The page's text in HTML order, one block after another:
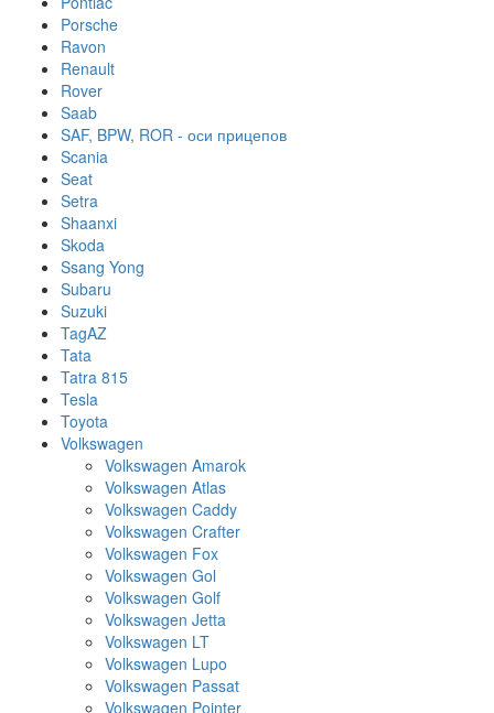
Porsche
Ravon
Renault
Rover
Saab
SAF, BPW, ROR - оси прицепов
Scania
Seat
Setra
Shaanxi
Skoda
Ssang Yong
Subaru
Suzuki
TagAZ
Tata
Tatra 815
Tesla
Toyota
Volkswagen
Volkswagen Amarok
Volkswagen Atlas
Volkswagen Caddy
Volkswagen Crafter
Volkswagen Fox
Volkswagen Gol
Volkswagen Golf
Volkswagen Jetta
Volkswagen LT
Volkswagen Lupo
Volkswagen Passat
Volkswagen Pointer